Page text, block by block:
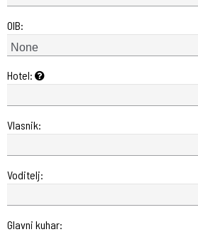
OIB:
Hotel:
Vlasnik:
Voditelj:
Glavni kuhar: